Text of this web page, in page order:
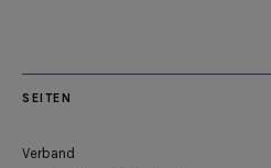
SEITEN
Verband